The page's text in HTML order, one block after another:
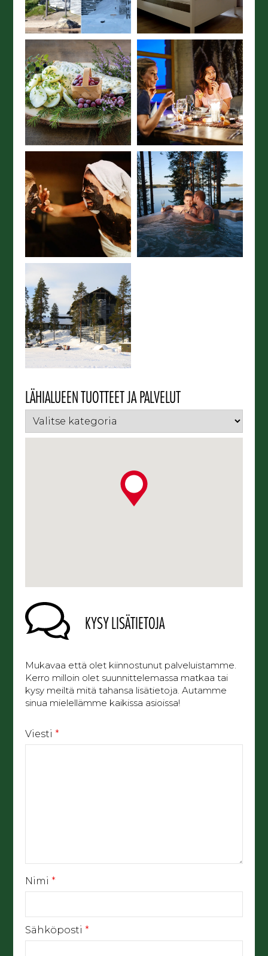
LÄHIALUEEN TUOTTEET JA PALVELUT
KYSY LISÄTIETOJA
Mukavaa että olet kiinnostunut palveluistamme.
Kerro milloin olet suunnittelemassa matkaa tai
kysy meiltä mitä tahansa lisätietoja. Autamme
sinua mielellämme kaikissa asioissa!
Viesti *
Nimi *
Sähköposti *